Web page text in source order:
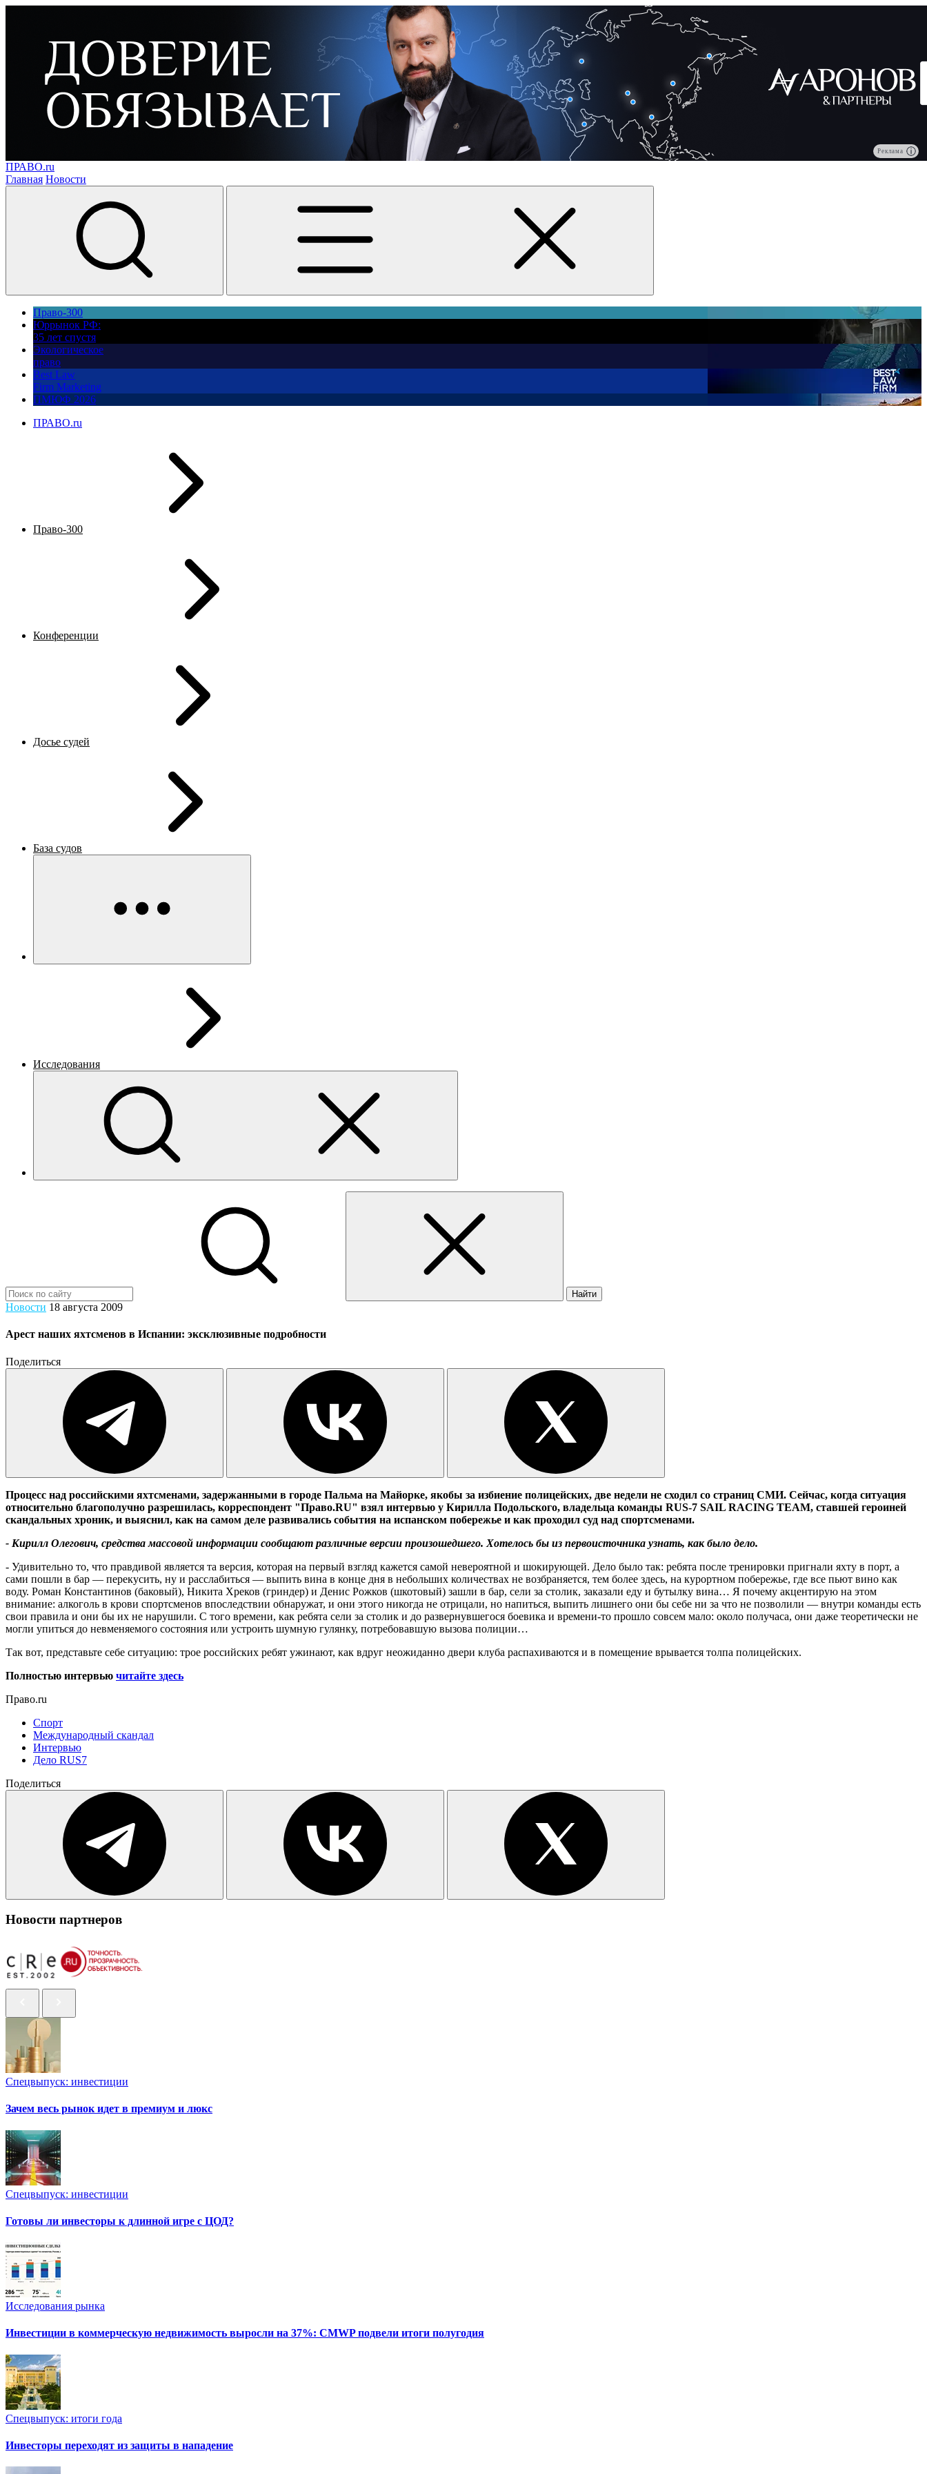
Реклама
ПРАВО.ru
Главная Новости
Право-300
Юррынок РФ:
35 лет спустя
Экологическое
право
Best Law
Firm Marketing
ПМЮФ 2026
ПРАВО.ru
Право-300
Конференции
Досье судей
База судов
Исследования
Найти
Новости 18 августа 2009
Арест наших яхтсменов в Испании: эксклюзивные подробности
Поделиться
Процесс над российскими яхтсменами, задержанными в городе Пальма на Майорке, якобы за избиение полицейских, две недели не сходил со страниц СМИ. Сейчас, когда ситуация
относительно благополучно разрешилась, корреспондент "Право.RU" взял интервью у Кирилла Подольского, владельца команды RUS-7 SAIL RACING TEAM, ставшей героиней
скандальных хроник, и выяснил, как на самом деле развивались события на испанском побережье и как проходил суд над спортсменами.
- Кирилл Олегович, средства массовой информации сообщают различные версии произошедшего. Хотелось бы из первоисточника узнать, как было дело.
- Удивительно то, что правдивой является та версия, которая на первый взгляд кажется самой невероятной и шокирующей. Дело было так: ребята после тренировки пригнали яхту в порт, а
сами пошли в бар — перекусить, ну и расслабиться — выпить вина в конце дня в небольших количествах не возбраняется, тем более здесь, на курортном побережье, где все пьют вино как
воду. Роман Константинов (баковый), Никита Хреков (гриндер) и Денис Рожков (шкотовый) зашли в бар, сели за столик, заказали еду и бутылку вина… Я почему акцентирую на этом
внимание: алкоголь в крови спортсменов впоследствии обнаружат, и они этого никогда не отрицали, но напиться, выпить лишнего они бы себе ни за что не позволили — внутри команды есть
свои правила и они бы их не нарушили. С того времени, как ребята сели за столик и до развернувшегося боевика и времени-то прошло совсем мало: около получаса, они даже теоретически не
могли упиться до невменяемого состояния или устроить шумную гулянку, потребовавшую вызова полиции…
Так вот, представьте себе ситуацию: трое российских ребят ужинают, как вдруг неожиданно двери клуба распахиваются и в помещение врывается толпа полицейских.
Полностью интервью читайте здесь
Право.ru
Спорт
Международный скандал
Интервью
Дело RUS7
Поделиться
Новости партнеров
Спецвыпуск: инвестиции
Зачем весь рынок идет в премиум и люкс
Спецвыпуск: инвестиции
Готовы ли инвесторы к длинной игре с ЦОД?
Исследования рынка
Инвестиции в коммерческую недвижимость выросли на 37%: CMWP подвели итоги полугодия
Спецвыпуск: итоги года
Инвесторы переходят из защиты в нападение